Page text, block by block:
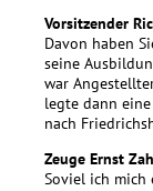
Vorsitzender
Davon haben
seine
war
legte dann
nach
Zeuge Ernst
Soviel ich mich